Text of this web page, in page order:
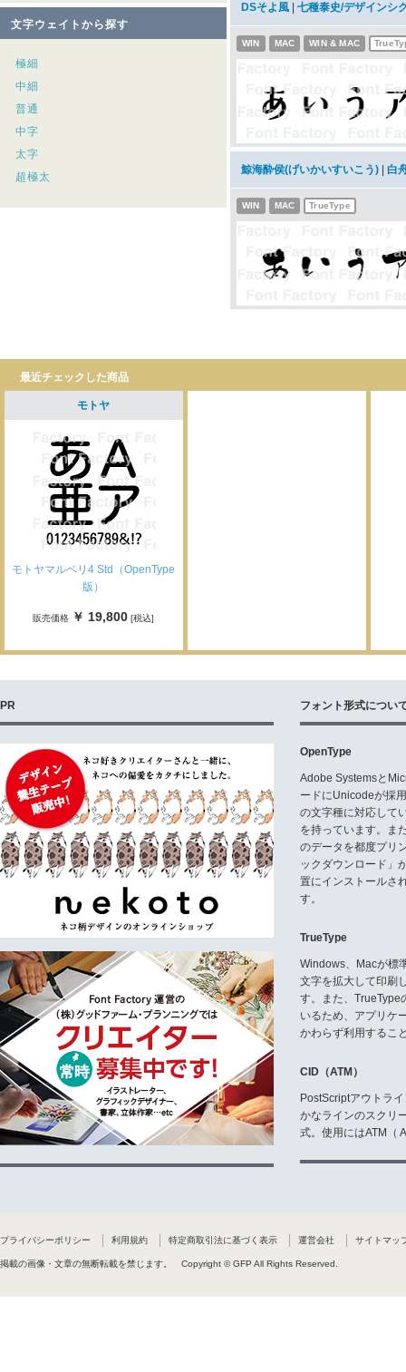
文字ウェイトから探す
極細
中細
普通
中字
太字
超極太
DSそよ風 七種泰史/デザインシ
WIN MAC WIN & MAC
鯨海酔侯(げいかいすいこう) 白
WIN MAC TrueType
最近チェックした商品
モトヤ
モトヤマルベリ4 Std（OpenType
版）
販売価格 ￥ 19,800 [税込]
PR フォント形式につい
OpenType
Adobe Systemsと
ードにUnicodeが採
の文字種に対応して
を持っています。ま
のデータを都度プリ
ックダウンロード」
置にインストールさ
す。
TrueType
Windows、Macが標
文字を拡大して印刷
す。また、TrueType
いるため、アプリケ
かわらず利用するこ
CID（ATM）
PostScriptアウトラ
かなラインのスクリ
式。使用にはATM（
プライバシーポリシー 利用規約 特定商取引法に基づく表示 運営会社 サイトマッ
掲載の画像・文章の無断転載を禁じます。 Copyright © GFP All Rights Reserved.